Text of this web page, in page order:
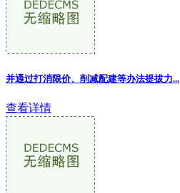
并通过打消限价、削减配建等办法提拔力...
查看详情